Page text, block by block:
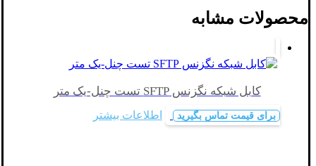
محصولات مشابه
کابل شبکه نگزنس SFTP تست چنل-یک متر
برای قیمت تماس بگیرید اطلاعات بیشتر